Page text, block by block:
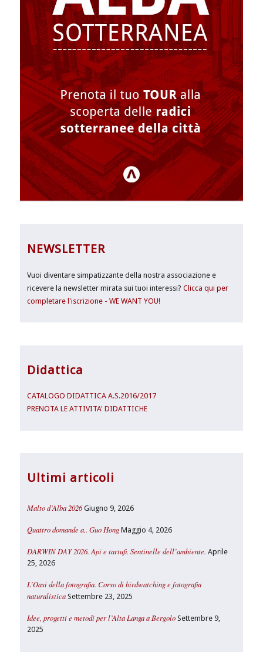
NEWSLETTER
Vuoi diventare simpatizzante della nostra associazione e
ricevere la newsletter mirata sui tuoi interessi?Clicca qui per
completare l'iscrizione - WE WANT YOU!
Didattica
CATALOGO DIDATTICA A.S.2016/2017
PRENOTA LE ATTIVITA' DIDATTICHE
Ultimi articoli
Malto d’Alba 2026 Giugno 9, 2026
Quattro domande a.. Guo Hong Maggio 4, 2026
DARWIN DAY 2026. Api e tartufi. Sentinelle dell’ambiente. Aprile
25, 2026
L’Oasi della fotografia. Corso di birdwatching e fotografia
naturalistica Settembre 23, 2025
Idee, progetti e metodi per l’Alta Langa a Bergolo Settembre 9,
2025